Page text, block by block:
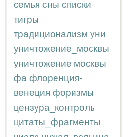
семья сны списки
тигры
традиционализм уни
уничтожение_москвы
уничтожение москвы
фа флоренция-
венеция форизмы
цензура_контроль
цитаты_фрагменты